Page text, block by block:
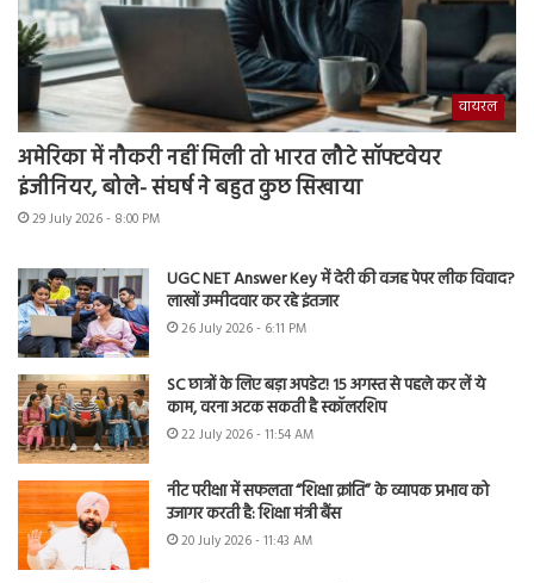
वायरल
अमेरिका में नौकरी नहीं मिली तो भारत लौटे सॉफ्टवेयर
इंजीनियर, बोले- संघर्ष ने बहुत कुछ सिखाया
29 July 2026 - 8:00 PM
UGC NET Answer Key में देरी की वजह पेपर लीक विवाद?
लाखों उम्मीदवार कर रहे इंतजार
26 July 2026 - 6:11 PM
SC छात्रों के लिए बड़ा अपडेट! 15 अगस्त से पहले कर लें ये
काम, वरना अटक सकती है स्कॉलरशिप
22 July 2026 - 11:54 AM
नीट परीक्षा में सफलता “शिक्षा क्रांति” के व्यापक प्रभाव को
उजागर करती है: शिक्षा मंत्री बैंस
20 July 2026 - 11:43 AM